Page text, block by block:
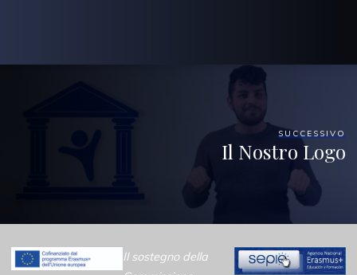
SUCCESSIVO
Il Nostro Logo
Il sostegno della